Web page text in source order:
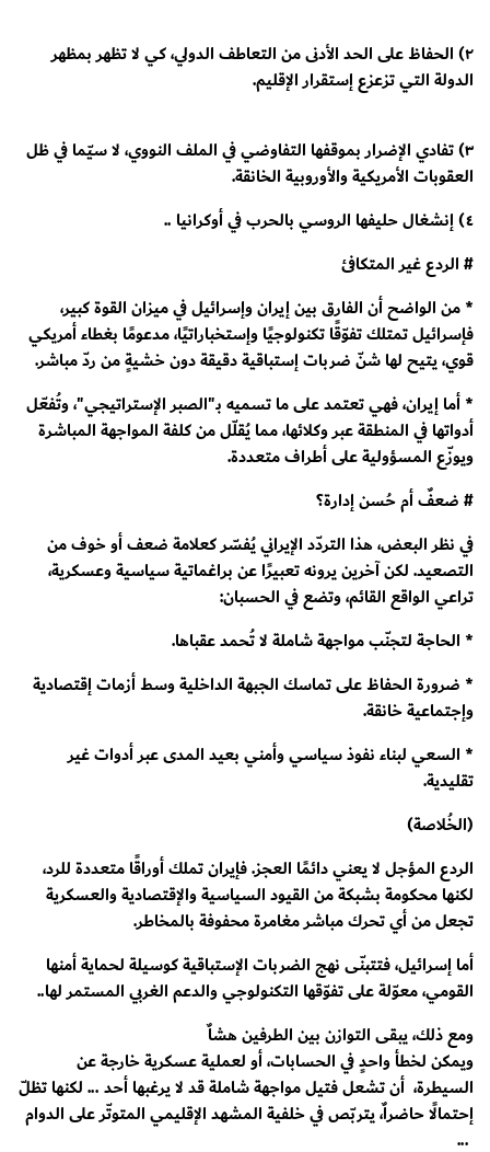
٢) الحفاظ على الحد الأدنى من التعاطف الدولي، كي لا تظهر بمظهر
الدولة التي تزعزع إستقرار الإقليم.
٣) تفادي الإضرار بموقفها التفاوضي في الملف النووي، لا سيّما في ظل
العقوبات الأمريكية والأوروبية الخانقة.
٤) إنشغال حليفها الروسي بالحرب في أوكرانيا ..
# الردع غير المتكافئ
* من الواضح أن الفارق بين إيران وإسرائيل في ميزان القوة كبير،
فإسرائيل تمتلك تفوّقًا تكنولوجيًا وإستخباراتيًا، مدعومًا بغطاء أمريكي
قوي، يتيح لها شنّ ضربات إستباقية دقيقة دون خشيةٍ من ردّ مباشر.
* أما إيران، فهي تعتمد على ما تسميه بـ"الصبر الإستراتيجي"، وتُفعّل
أدواتها في المنطقة عبر وكلائها، مما يُقلّل من كلفة المواجهة المباشرة
ويوزّع المسؤولية على أطراف متعددة.
# ضعفٌ أم حُسن إدارة؟
في نظر البعض، هذا التردّد الإيراني يُفسّر كعلامة ضعف أو خوف من
التصعيد. لكن آخرين يرونه تعبيرًا عن براغماتية سياسية وعسكرية،
تراعي الواقع القائم، وتضع في الحسبان:
* الحاجة لتجنّب مواجهة شاملة لا تُحمد عقباها.
* ضرورة الحفاظ على تماسك الجبهة الداخلية وسط أزمات إقتصادية
وإجتماعية خانقة.
* السعي لبناء نفوذ سياسي وأمني بعيد المدى عبر أدوات غير
تقليدية.
(الخُلاصة)
الردع المؤجل لا يعني دائمًا العجز. فإيران تملك أوراقًا متعددة للرد،
لكنها محكومة بشبكة من القيود السياسية والإقتصادية والعسكرية
تجعل من أي تحرك مباشر مغامرة محفوفة بالمخاطر.
أما إسرائيل، فتتبنّى نهج الضربات الإستباقية كوسيلة لحماية أمنها
القومي، معوّلة على تفوّقها التكنولوجي والدعم الغربي المستمر لها..
ومع ذلك، يبقى التوازن بين الطرفين هشاٌ
ويمكن لخطأ واحدٍ في الحسابات، أو لعملية عسكرية خارجة عن
السيطرة، أن تشعل فتيل مواجهة شاملة قد لا يرغبها أحد ... لكنها تظلّ
إحتمالًا حاضراٌ، يتربّص في خلفية المشهد الإقليمي المتوتّر على الدوام
...